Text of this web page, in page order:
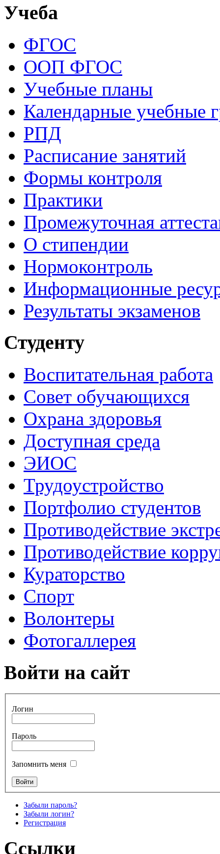
Учеба
ФГОС
ООП ФГОС
Учебные планы
Календарные учебные
РПД
Расписание занятий
Формы контроля
Практики
Промежуточная
О стипендии
Нормоконтроль
Информационные
Результаты экзаменов
Студенту
Воспитательная работа
Совет обучающихся
Охрана здоровья
Доступная среда
ЭИОС
Трудоустройство
Портфолио студентов
Противодействие
Противодействие
Кураторство
Спорт
Волонтеры
Фотогаллерея
Войти на сайт
Логин
Пароль
Запомнить меня
Забыли пароль?
Забыли логин?
Регистрация
Ссылки